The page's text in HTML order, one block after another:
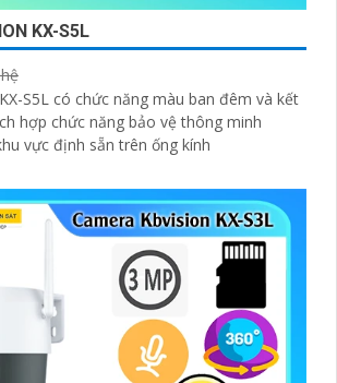
KX-S5L
S5L có chức năng màu ban đêm và kết
vực định sẵn trên ống kính